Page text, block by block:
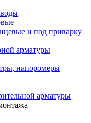
и под приварку
арматуры
напоромеры
арматуры